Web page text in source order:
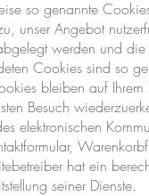
so genannte
unser Angebot
werden und die
Cookies sind so
bleiben auf
Besuch
elektronischen
hat ein
seiner Dienste.